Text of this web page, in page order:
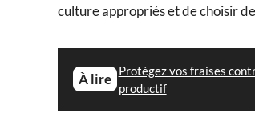
culture appropriés et de choisir
À lire
Protégez vos fraises
productif